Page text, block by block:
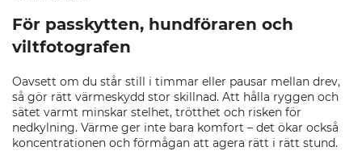
För passkytten, hundföraren och
viltfotografen
Oavsett om du står still i timmar eller pausar mellan drev,
så gör rätt värmeskydd stor skillnad. Att hålla ryggen och
sätet varmt minskar stelhet, trötthet och risken för
nedkylning. Värme ger inte bara komfort – det ökar också
koncentrationen och förmågan att agera rätt i rätt stund.